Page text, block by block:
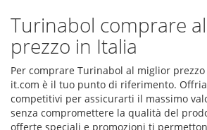
Turinabol comprare
prezzo in Italia
Per comprare Turinabol al miglior
it.com è il tuo punto di riferimento.
competitivi per assicurarti il massimo
senza compromettere la qualità del
offerte speciali e promozioni ti